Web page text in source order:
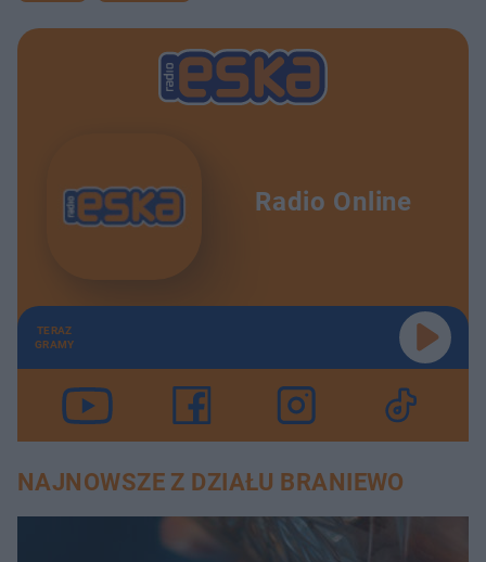
Radio Online
TERAZ
GRAMY
NAJNOWSZE Z DZIAŁU BRANIEWO